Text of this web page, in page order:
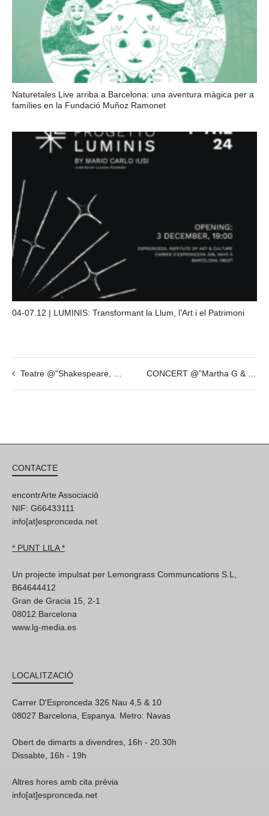
Naturetales Live arriba a Barcelona: una aventura màgica per a
famílies en la Fundació Muñoz Ramonet
04-07.12 | LUMINIS: Transformant la Llum, l’Art i el Patrimoni
Teatre @”Shakespeare, la dida i el seu gos” amb Veronica Isola i Nico Cobo – 9 de Juny – 20h30
CONTACTE
encontrArte Associació
NIF: G66433111
info[at]espronceda.net
* PUNT LILA *
Un projecte impulsat per Lemongrass Communcations S.L,
B64644412
Gran de Gracia 15, 2-1
08012 Barcelona
www.lg-media.es
LOCALITZACIÓ
Carrer D'Espronceda 326 Nau 4,5 & 10
08027 Barcelona, Espanya. Metro: Navas
Obert de dimarts a divendres, 16h - 20.30h
Dissabte, 16h - 19h
Altres hores amb cita prèvia
info[at]espronceda.net